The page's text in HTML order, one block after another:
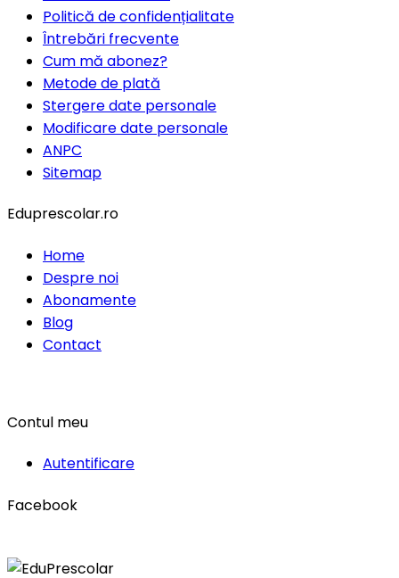
Politică de confidențialitate
Întrebări frecvente
Cum mă abonez?
Metode de plată
Stergere date personale
Modificare date personale
ANPC
Sitemap
Eduprescolar.ro
Home
Despre noi
Abonamente
Blog
Contact
Contul meu
Autentificare
Facebook